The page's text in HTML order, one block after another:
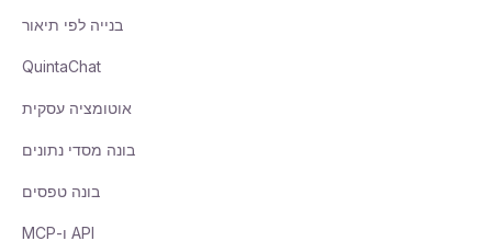
בנייה לפי תיאור
QuintaChat
אוטומציה עסקית
בונה מסדי נתונים
בונה טפסים